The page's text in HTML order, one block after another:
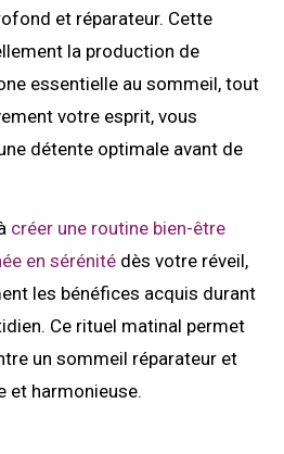
et réparateur. Cette
la production de
essentielle au sommeil, tout
votre esprit, vous
détente optimale avant de
créer une routine bien-être
en sérénitédès votre réveil,
les bénéfices acquis durant
Ce rituel matinal permet
un sommeil réparateur et
et harmonieuse.